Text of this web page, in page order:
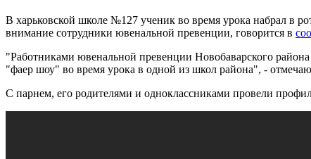
В харьковской школе №127 ученик во время урока набрал в
внимание сотрудники ювенальной превенции, говорится в
"Работниками ювенальной превенции Новобаварского
"фаер шоу" во время урока в одной из школ района", -
С парнем, его родителями и одноклассниками провели